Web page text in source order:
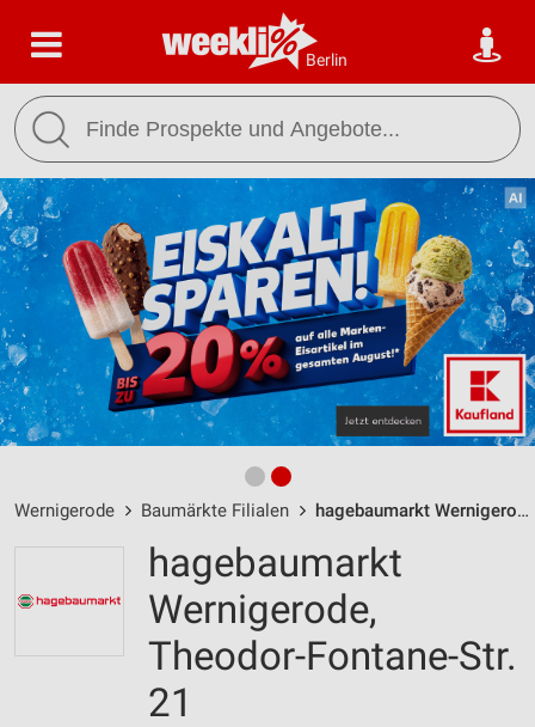
Berlin
Wernigerode Baumärkte Filialen hagebaumarkt Wernigerode / Theodor-Fontane-Str. 21 - Öffnungszeiten & Adresse
hagebaumarkt
Wernigerode,
Theodor-Fontane-Str.
21